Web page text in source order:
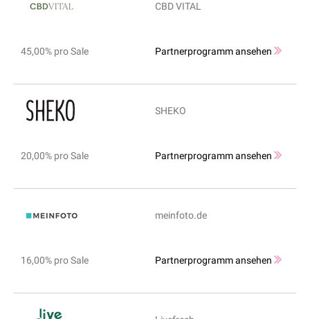
CBD VITAL
45,00% pro Sale Partnerprogramm ansehen
SHEKO
20,00% pro Sale Partnerprogramm ansehen
meinfoto.de
16,00% pro Sale Partnerprogramm ansehen